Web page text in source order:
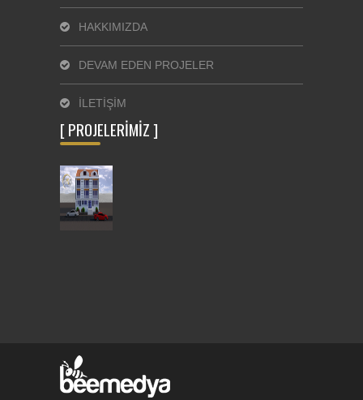
HAKKIMIZDA
DEVAM EDEN PROJELER
İLETİŞİM
[ PROJELERİMİZ ]